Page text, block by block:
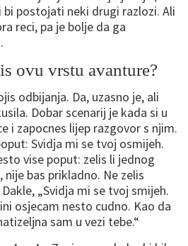
postojati neki drugi razlozi. Ali
reci, pa je bolje da ga
ovu vrstu avanture?
odbijanja. Da, uzasno je, ali
Dobar scenarij je kada si u
i zapocnes lijep razgovor s njim.
Svidja mi se tvoj osmijeh.
vise poput: zelis li jednog
nije bas prikladno. Ne zelis
„Svidja mi se tvoj smijeh.
osjecam nesto cudno. Kao da
sam u vezi tebe.“